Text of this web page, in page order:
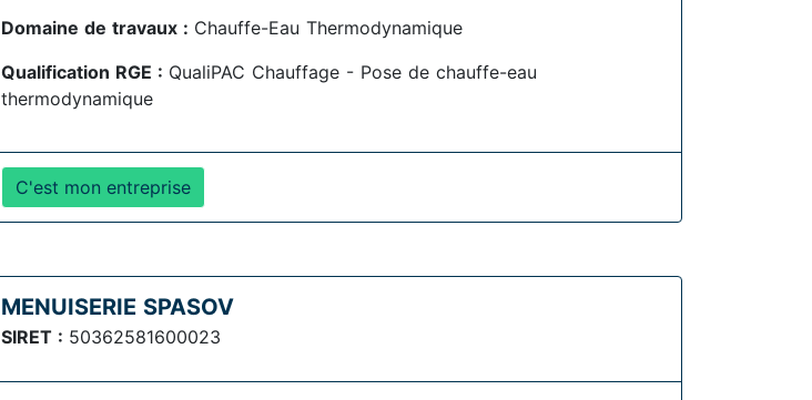
Domaine de travaux : Chauffe-Eau Thermodynamique
Qualification RGE : QualiPAC Chauffage - Pose de chauffe-eau
thermodynamique
C'est mon entreprise
MENUISERIE SPASOV
SIRET : 50362581600023